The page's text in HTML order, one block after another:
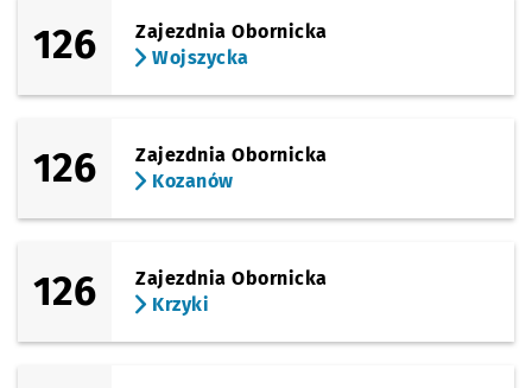
126
Zajezdnia Obornicka
Wojszycka
126
Zajezdnia Obornicka
Kozanów
126
Zajezdnia Obornicka
Krzyki